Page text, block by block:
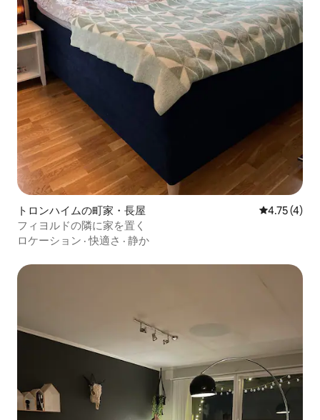
トロンハイムの町家・長屋 レビュー4
4.75 (4)
フィヨルドの隣に家を置く
ロケーション ·快適さ · 静か